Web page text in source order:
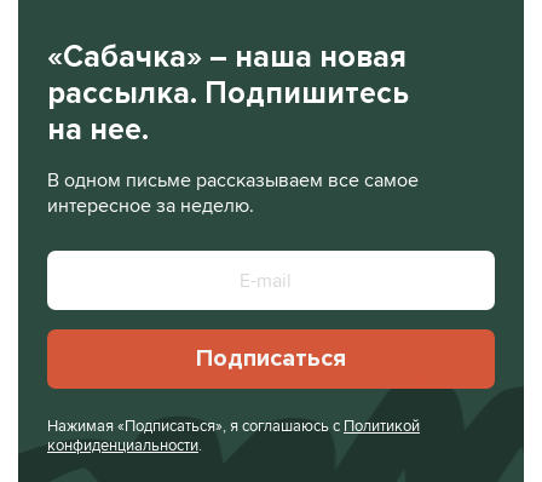
«Сабачка» – наша новая
рассылка. Подпишитесь
на нее.
В одном письме рассказываем все самое
интересное за неделю.
Подписаться
Нажимая «Подписаться», я соглашаюсь с Политикой
конфиденциальности.